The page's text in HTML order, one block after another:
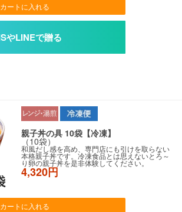
カートに入れる
親子丼の具 10袋【冷凍】
（10袋）
和風だし感を高め、専門店にも引けを取らない
本格親子丼です。冷凍食品とは思えないとろ～
り卵の親子丼を是非体験してください。
4,320円
カートに入れる